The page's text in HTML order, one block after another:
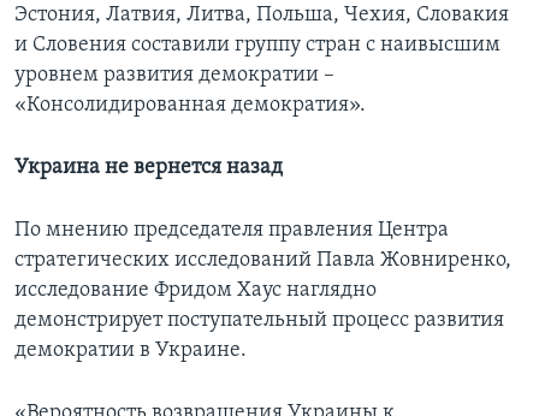
Эстония, Латвия, Литва, Польша, Чехия, Словакия
и Словения составили группу стран с наивысшим
уровнем развития демократии –
«Консолидированная демократия».
Украина не вернется назад
По мнению председателя правления Центра
стратегических исследований Павла Жовниренко,
исследование Фридом Хаус наглядно
демонстрирует поступательный процесс развития
демократии в Украине.